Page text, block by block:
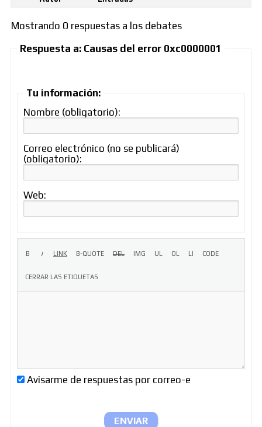
Mostrando 0 respuestas a los debates
Respuesta a: Causas del error 0xc0000001
Tu información:
Nombre (obligatorio):
Correo electrónico (no se publicará)
(obligatorio):
Web:
Avisarme de respuestas por correo-e
ENVIAR